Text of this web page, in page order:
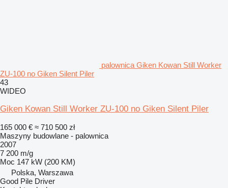
palownica Giken Kowan Still Worker
ZU-100 no Giken Silent Piler
43
WIDEO
Giken Kowan Still Worker ZU-100 no Giken Silent Piler
165 000 € ≈ 710 500 zł
Maszyny budowlane - palownica
2007
7 200 m/g
Moc 147 kW (200 KM)
Polska, Warszawa
Good Pile Driver